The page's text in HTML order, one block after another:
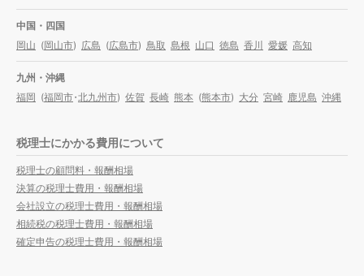
中国・四国
岡山 (岡山市) 広島 (広島市) 鳥取 島根 山口 徳島 香川 愛媛 高知
九州・沖縄
福岡 (福岡市・北九州市) 佐賀 長崎 熊本 (熊本市) 大分 宮崎 鹿児島 沖縄
税理士にかかる費用について
税理士の顧問料・報酬相場
決算の税理士費用・報酬相場
会社設立の税理士費用・報酬相場
相続税の税理士費用・報酬相場
確定申告の税理士費用・報酬相場